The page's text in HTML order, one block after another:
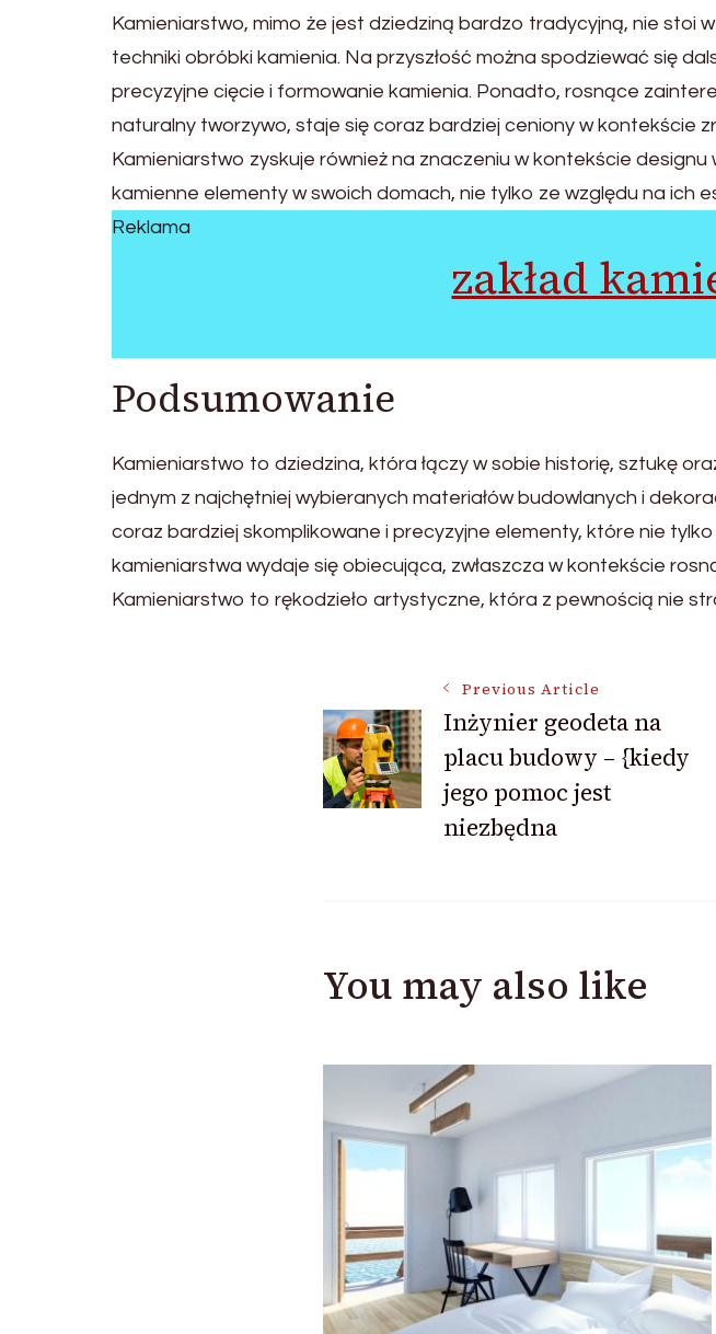
Kamieniarstwo, mimo że jest dziedziną bardzo tradycyjną, nie stoi
techniki obróbki kamienia. Na przyszłość można spodziewać się
precyzyjne cięcie i formowanie kamienia. Ponadto, rosnące
naturalny tworzywo, staje się coraz bardziej ceniony w kontekście
Kamieniarstwo zyskuje również na znaczeniu w kontekście
kamienne elementy w swoich domach, nie tylko ze względu na ich
Reklama
zakład
Podsumowanie
Kamieniarstwo to dziedzina, która łączy w sobie historię, sztukę
jednym z najchętniej wybieranych materiałów budowlanych i
coraz bardziej skomplikowane i precyzyjne elementy, które nie
kamieniarstwa wydaje się obiecująca, zwłaszcza w kontekście
Kamieniarstwo to rękodzieło artystyczne, która z pewnością nie
Post
Navigation
Previous Article
Inżynier geodeta na
placu budowy – {kiedy
jego pomoc jest
niezbędna
You may also like